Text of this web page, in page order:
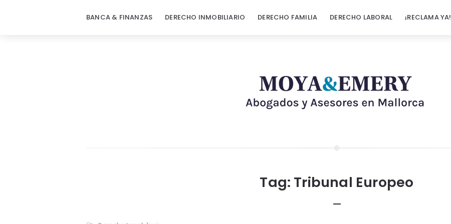
BANCA & FINANZAS DERECHO INMOBILIARIO DERECHO FAMILIA DERECHO LABORAL ¡RECLAMA YA!
Tag: Tribunal Europeo